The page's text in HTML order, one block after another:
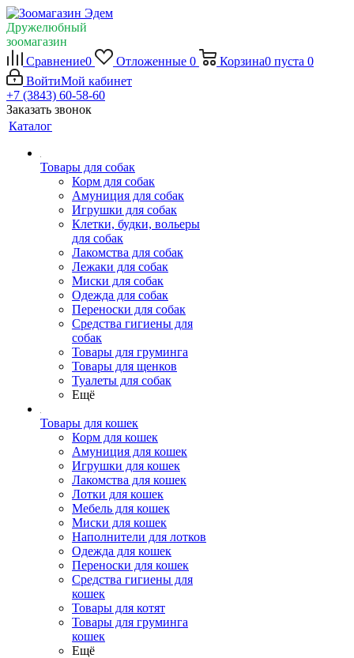
Дружелюбный
зоомагазин
Сравнение0 Отложенные 0 Корзина0 пуста 0
ВойтиМой кабинет
+7 (3843) 60-58-60
Заказать звонок
Каталог
Товары для собак
Корм для собак
Амуниция для собак
Игрушки для собак
Клетки, будки, вольеры
для собак
Лакомства для собак
Лежаки для собак
Миски для собак
Одежда для собак
Переноски для собак
Средства гигиены для
собак
Товары для груминга
Товары для щенков
Туалеты для собак
Ещё
Товары для кошек
Корм для кошек
Амуниция для кошек
Игрушки для кошек
Лакомства для кошек
Лотки для кошек
Мебель для кошек
Миски для кошек
Наполнители для лотков
Одежда для кошек
Переноски для кошек
Средства гигиены для
кошек
Товары для котят
Товары для груминга
кошек
Ещё